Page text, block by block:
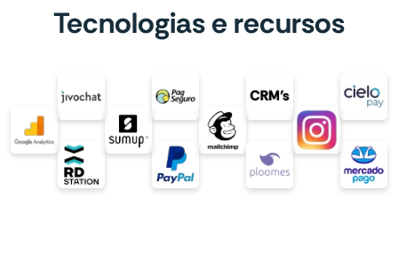
Tecnologias e recursos